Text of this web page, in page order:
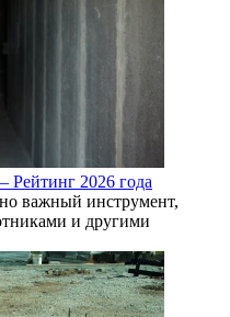
Рейтинг 2026 года
важный инструмент,
и другими